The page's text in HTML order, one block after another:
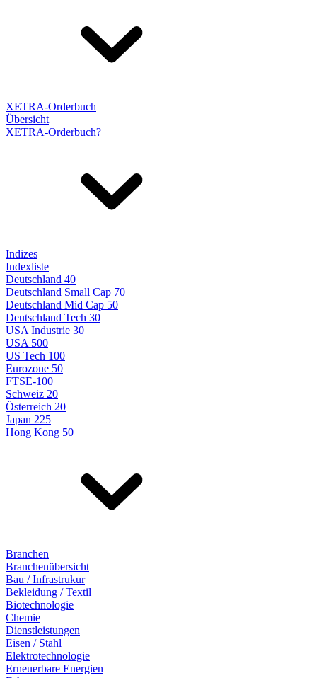
XETRA-Orderbuch
Übersicht
XETRA-Orderbuch?
Indizes
Indexliste
Deutschland 40
Deutschland Small Cap 70
Deutschland Mid Cap 50
Deutschland Tech 30
USA Industrie 30
USA 500
US Tech 100
Eurozone 50
FTSE-100
Schweiz 20
Österreich 20
Japan 225
Hong Kong 50
Branchen
Branchenübersicht
Bau / Infrastrukur
Bekleidung / Textil
Biotechnologie
Chemie
Dienstleistungen
Eisen / Stahl
Elektrotechnologie
Erneuerbare Energien